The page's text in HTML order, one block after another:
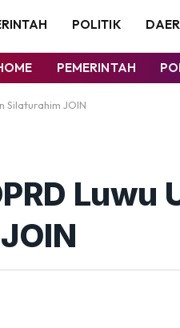
POLITIK
PEMERINTAH
Silaturahim JOIN
Luwu